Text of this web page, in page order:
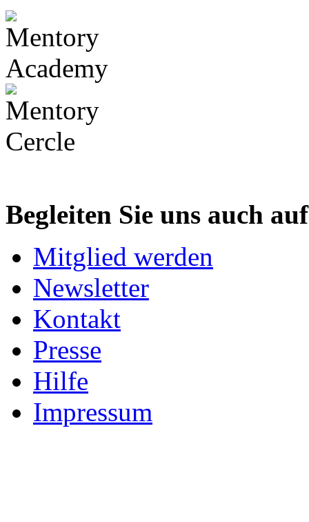
Begleiten Sie uns auch
Mitglied werden
Newsletter
Kontakt
Presse
Hilfe
Impressum